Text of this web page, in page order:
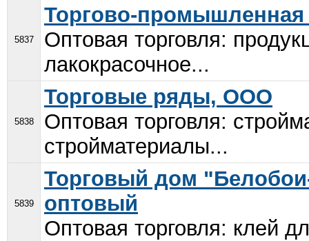
5837
Торгово-
Оптовая торговля:
лакокрасочное...
5838
Торговые ряды, ООО
Оптовая торговля:
стройматериалы...
5839
Торговый дом
оптовый
Оптовая торговля: клей